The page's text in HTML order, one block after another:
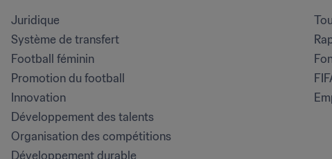
Juridique
Système de transfert
Football féminin
Promotion du football
Innovation
Développement des talents
Organisation des compétitions
Développement durable